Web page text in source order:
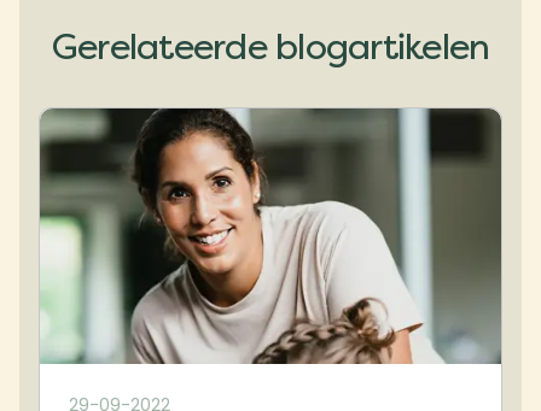
Gerelateerde blogartikelen
29-09-2022